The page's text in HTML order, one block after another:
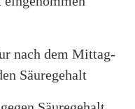
nach dem Mittag-
Säuregehalt